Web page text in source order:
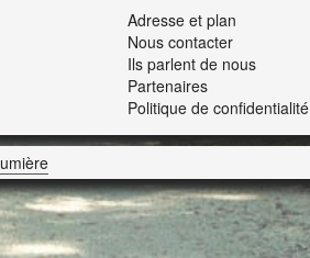
Adresse et plan
Nous contacter
Ils parlent de nous
Partenaires
Politique de confidentialité